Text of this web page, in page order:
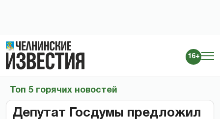
16+
Топ 5 горячих новостей
Депутат Госдумы предложил